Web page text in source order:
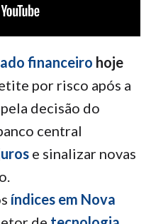
financeiro hoje
por risco após a
decisão do
central
e sinalizar novas
índices em Nova